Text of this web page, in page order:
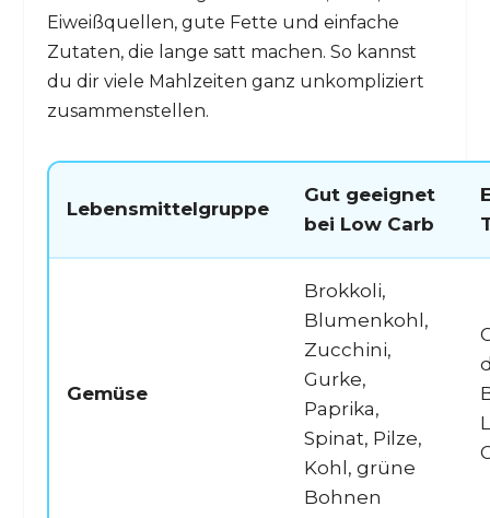
Eiweißquellen, gute Fette und einfache
Zutaten, die lange satt machen. So kannst
du dir viele Mahlzeiten ganz unkompliziert
zusammenstellen.
Lebensmittelgruppe
Gut geeignet
bei Low Carb
Gemüse
Brokkoli,
Blumenkohl,
Zucchini,
Gurke,
Paprika,
Spinat, Pilze,
Kohl, grüne
Bohnen